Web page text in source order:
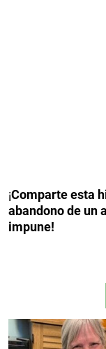
¡Comparte esta
abandono de un
impune!